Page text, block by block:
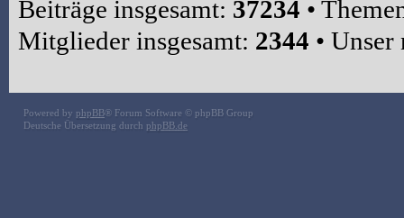
Beiträge insgesamt: 37234 •
Mitglieder insgesamt: 2344 •
Powered by phpBB® Forum Software © phpBB Group
Deutsche Übersetzung durch phpBB.de